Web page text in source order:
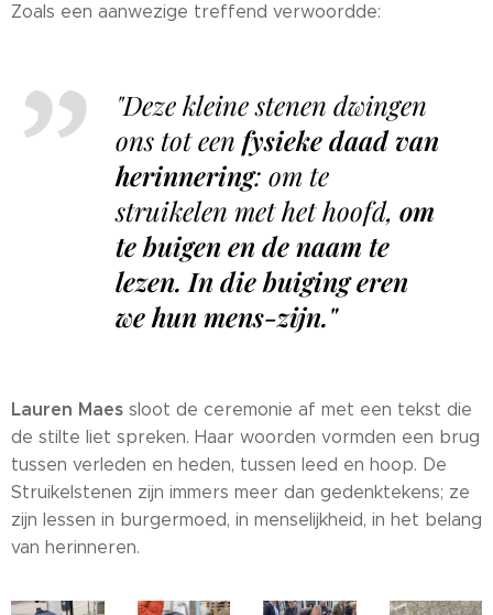
Zoals een aanwezige treffend verwoordde:
"Deze kleine stenen dwingen
ons tot een fysieke daad van
herinnering: om te
struikelen met het hoofd, om
te buigen en de naam te
lezen. In die buiging eren
we hun mens-zijn."
Lauren Maes sloot de ceremonie af met een tekst die
de stilte liet spreken. Haar woorden vormden een brug
tussen verleden en heden, tussen leed en hoop. De
Struikelstenen zijn immers meer dan gedenktekens; ze
zijn lessen in burgermoed, in menselijkheid, in het belang
van herinneren.